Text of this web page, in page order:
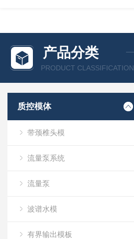
产品分类
PRODUCT CLASSIFICATION
质控模体
带颈椎头模
流量泵系统
流量泵
波谱水模
有界输出模板